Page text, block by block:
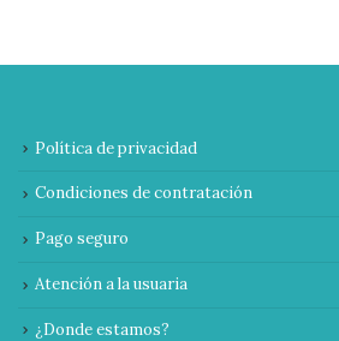
Política de privacidad
Condiciones de contratación
Pago seguro
Atención a la usuaria
¿Donde estamos?